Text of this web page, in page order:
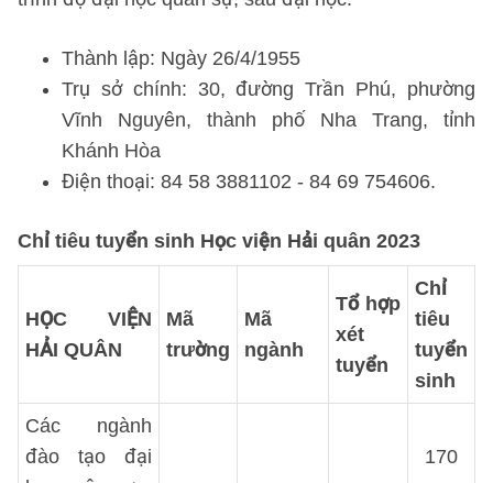
Thành lập: Ngày 26/4/1955
Trụ sở chính: 30, đường Trần Phú, phường
Vĩnh Nguyên, thành phố Nha Trang, tỉnh
Khánh Hòa
Điện thoại: 84 58 3881102 - 84 69 754606.
Chỉ tiêu tuyển sinh Học viện Hải quân 2023
HỌC VIỆN
HẢI QUÂN
Mã
trường
Mã
ngành
Tổ hợp
xét
tuyển
Chỉ
tiêu
tuyển
sinh
Các ngành
đào tạo đại
170